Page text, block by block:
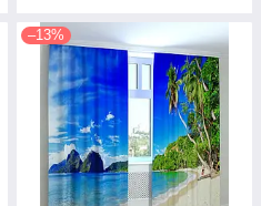
–13%